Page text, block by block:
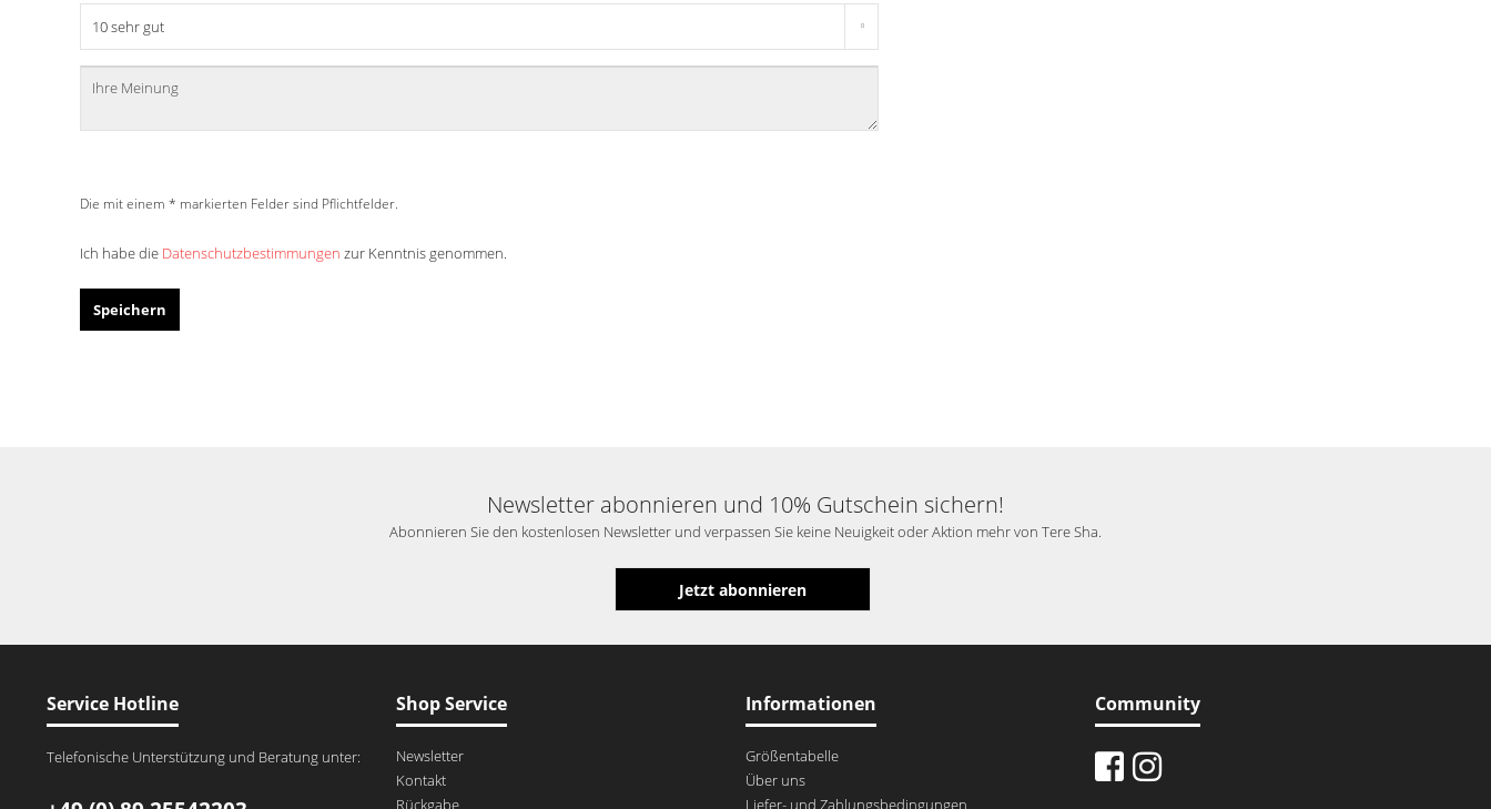
Die mit einem * markierten Felder sind Pflichtfelder.
Ich habe die Datenschutzbestimmungen zur Kenntnis genommen.
Speichern
Newsletter abonnieren und 10% Gutschein sichern!
Abonnieren Sie den kostenlosen Newsletter und verpassen Sie keine Neuigkeit oder Aktion mehr von Tere Sha.
Jetzt abonnieren
Service Hotline
Telefonische Unterstützung und Beratung unter:
Shop Service
Newsletter
Kontakt
Rückgabe
Informationen
Größentabelle
Über uns
Liefer- und Zahlungsbedingungen
Community